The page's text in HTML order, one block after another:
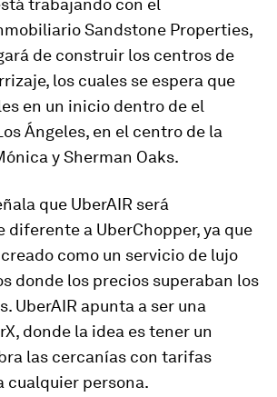
trabajando con el
Sandstone Properties,
de construir los centros de
los cuales se espera que
en un inicio dentro de el
Ángeles, en el centro de la
y Sherman Oaks.
que UberAIR será
diferente a UberChopper, ya que
como un servicio de lujo
donde los precios superaban los
UberAIR apunta a ser una
donde la idea es tener un
las cercanías con tarifas
cualquier persona.